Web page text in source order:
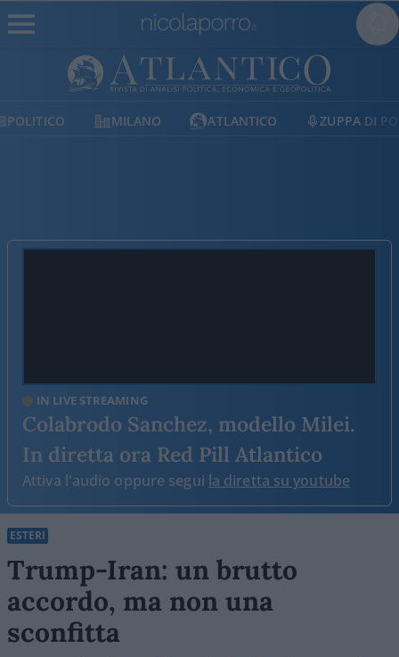
MILANO ATLANTICO ZUPPA DI PORRO
IN LIVE STREAMING
Colabrodo Sanchez, modello Milei.
In diretta ora Red Pill Atlantico
Attiva l'audio oppure segui la diretta su youtube
ESTERI
Trump-Iran: un brutto
accordo, ma non una
sconfitta